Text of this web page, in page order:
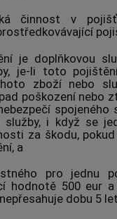
činnost v
je doplňkovou
je-li toto
zboží nebo
poškození nebo
spojeného
služby, i když se
za škodu,
a
pro jednu
hodnotě 500 eur
dobu 5